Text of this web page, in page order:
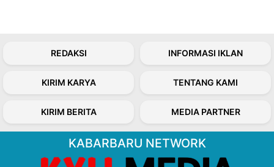
REDAKSI INFORMASI IKLAN
KIRIM KARYA TENTANG KAMI
KIRIM BERITA MEDIA PARTNER
KABARBARU NETWORK